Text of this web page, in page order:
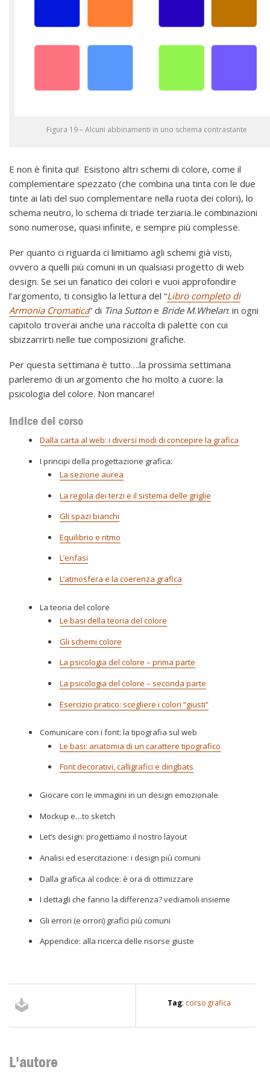
Figura 19 – Alcuni abbinamenti in uno schema contrastante
E non è finita qui! Esistono altri schemi di colore, come il
complementare spezzato (che combina una tinta con le due
tinte ai lati del suo complementare nella ruota dei colori), lo
schema neutro, lo schema di triade terziaria..le combinazioni
sono numerose, quasi infinite, e sempre più complesse.
Per quanto ci riguarda ci limitiamo agli schemi già visti,
ovvero a quelli più comuni in un qualsiasi progetto di web
design. Se sei un fanatico dei colori e vuoi approfondire
l’argomento, ti consiglio la lettura del “Libro completo di
Armonia Cromatica” di Tina Suttone Bride M.Whelan: in ogni
capitolo troverai anche una raccolta di palette con cui
sbizzarrirti nelle tue composizioni grafiche.
Per questa settimana è tutto….la prossima settimana
parleremo di un argomento che ho molto a cuore: la
psicologia del colore. Non mancare!
Indice del corso
Dalla carta al web: i diversi modi di concepire la grafica
I principi della progettazione grafica:
La sezione aurea
La regola dei terzi e il sistema delle griglie
Gli spazi bianchi
Equilibrio e ritmo
L’enfasi
L’atmosfera e la coerenza grafica
La teoria del colore
Le basi della teoria del colore
Gli schemi colore
La psicologia del colore – prima parte
La psicologia del colore – seconda parte
Esercizio pratico: scegliere i colori “giusti”
Comunicare con i font: la tipografia sul web
Le basi: anatomia di un carattere tipografico
Font decorativi, calligrafici e dingbats
Giocare con le immagini in un design emozionale
Mockup e…to sketch
Let’s design: progettiamo il nostro layout
Analisi ed esercitazione: i design più comuni
Dalla grafica al codice: è ora di ottimizzare
I dettagli che fanno la differenza? vediamoli insieme
Gli errori (e orrori) grafici più comuni
Appendice: alla ricerca delle risorse giuste
Tag: corso grafica
L'autore